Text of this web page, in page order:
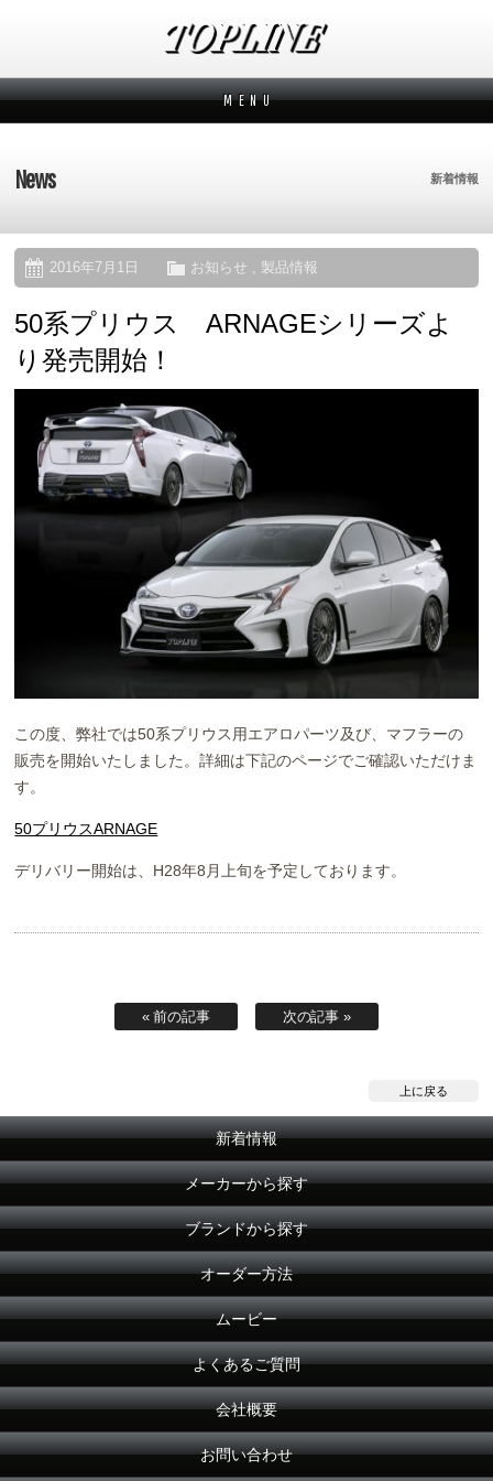
M E N U
ブランドから探す
オーダー方法
ムービー
よくあるご質問
会社概要
News 新着情報
2016年7月1日 お知らせ , 製品情報
50系プリウス ARNAGEシリーズよ
り発売開始！
この度、弊社では50系プリウス用エアロパーツ及び、マフラーの
販売を開始いたしました。詳細は下記のページでご確認いただけま
す。
50プリウスARNAGE
デリバリー開始は、H28年8月上旬を予定しております。
« 前の記事 次の記事 »
上に戻る
新着情報
メーカーから探す
ブランドから探す
オーダー方法
ムービー
よくあるご質問
会社概要
お問い合わせ